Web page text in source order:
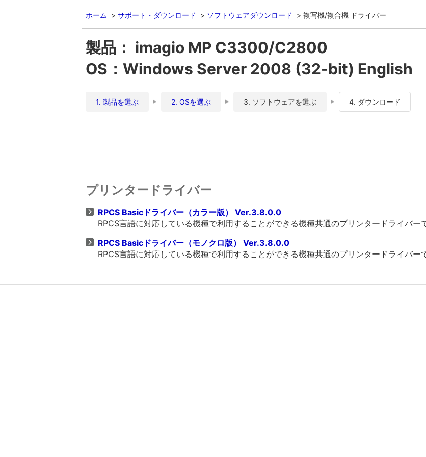
ホーム サポート・ダウンロード ソフトウェアダウンロード 複写機/複合機 ドライバー
製品： imagio MP C3300/C2800
OS：Windows Server 2008 (32-bit) English
1. 製品を選ぶ 2. OSを選ぶ 3. ソフトウェアを選ぶ 4. ダウンロード
プリンタードライバー
RPCS Basicドライバー（カラー版） Ver.3.8.0.0
RPCS言語に対応している機種で利用することができる機種共通のプリンタードライバー
RPCS Basicドライバー（モノクロ版） Ver.3.8.0.0
RPCS言語に対応している機種で利用することができる機種共通のプリンタードライバー